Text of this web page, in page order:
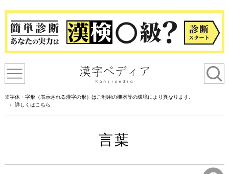
※字体・字形（表示される漢字の形）はご利用の機器等の環境により異なります。
詳しくはこちら
言葉